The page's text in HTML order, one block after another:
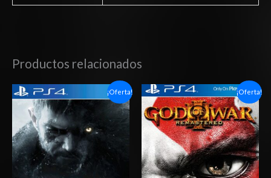
Productos relacionados
¡Oferta!
Rango
de
precios:
desde
$6.03
hasta
$10.03
¡Oferta!
Rango
de
precios:
desde
$6.03
hasta
$10.03